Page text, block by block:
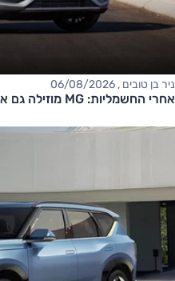
ניר בן טובים , 06/08/2026
אחרי החשמליות: MG מוזילה גם את ההיברידיות